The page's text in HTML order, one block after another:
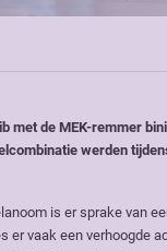
met de MEK-remmer
werden
is er sprake van
er vaak een